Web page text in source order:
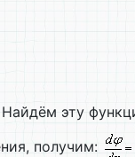
Найдём эту
получим: